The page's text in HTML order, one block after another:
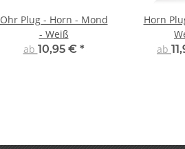
Ohr Plug - Horn - Mond
- Weiß
ab 10,95 € *
Horn
ab